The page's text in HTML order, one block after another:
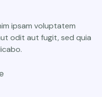
ipsam voluptatem
odit aut fugit, sed quia